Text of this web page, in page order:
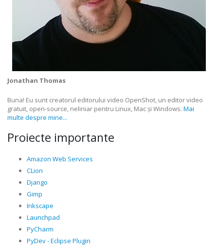
Jonathan Thomas
Buna! Eu sunt creatorul editorului video OpenShot, un editor video
gratuit, open-source, neliniar pentru Linux, Mac și Windows. Mai
multe despre mine...
Proiecte importante
Amazon Web Services
CLion
Django
Gimp
Inkscape
Launchpad
PyCharm
PyDev - Eclipse Plugin